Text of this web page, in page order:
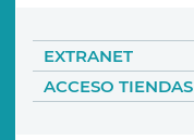
EXTRANET
ACCESO TIENDAS